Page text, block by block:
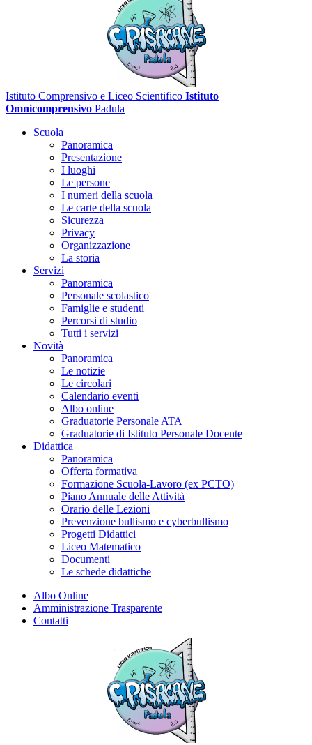
Istituto Comprensivo e Liceo Scientifico Istituto
Omnicomprensivo Padula
Scuola
Panoramica
Presentazione
I luoghi
Le persone
I numeri della scuola
Le carte della scuola
Sicurezza
Privacy
Organizzazione
La storia
Servizi
Panoramica
Personale scolastico
Famiglie e studenti
Percorsi di studio
Tutti i servizi
Novità
Panoramica
Le notizie
Le circolari
Calendario eventi
Albo online
Graduatorie Personale ATA
Graduatorie di Istituto Personale Docente
Didattica
Panoramica
Offerta formativa
Formazione Scuola-Lavoro (ex PCTO)
Piano Annuale delle Attività
Orario delle Lezioni
Prevenzione bullismo e cyberbullismo
Progetti Didattici
Liceo Matematico
Documenti
Le schede didattiche
Albo Online
Amministrazione Trasparente
Contatti